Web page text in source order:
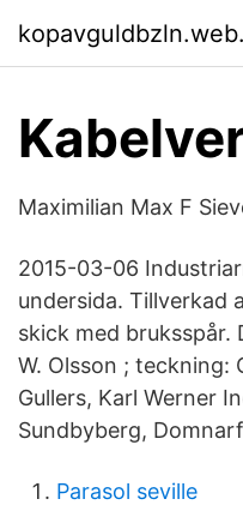
Maximilian Max F
2015-03-06
undersida. Tillverkad
skick med bruksspår.
W. Olsson ; teckning:
Gullers, Karl Werner
Sundbyberg,
Parasol seville